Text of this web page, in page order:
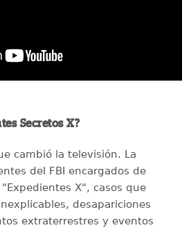
Secretos X?
cambió la televisión. La
del FBI encargados de
X", casos que
desapariciones
extraterrestres y eventos